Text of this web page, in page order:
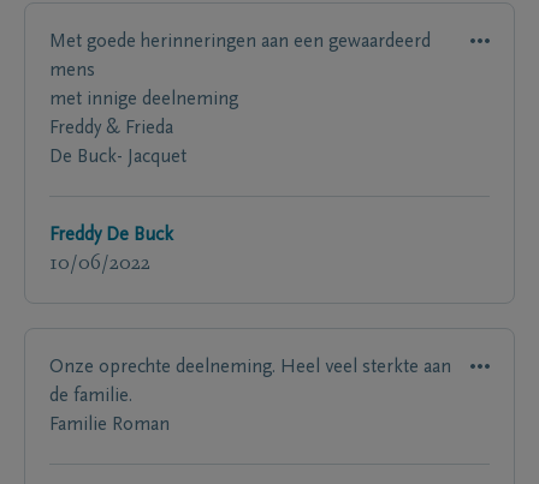
Met goede herinneringen aan een gewaardeerd
mens
met innige deelneming
Freddy & Frieda
De Buck- Jacquet
Freddy De Buck
10/06/2022
Onze oprechte deelneming. Heel veel sterkte aan
de familie.
Familie Roman